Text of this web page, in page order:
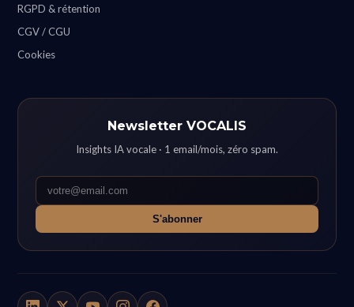
RGPD & rétention
CGV / CGU
Cookies
Newsletter VOCALIS
Insights IA vocale · 1 email/mois, zéro spam.
S'abonner